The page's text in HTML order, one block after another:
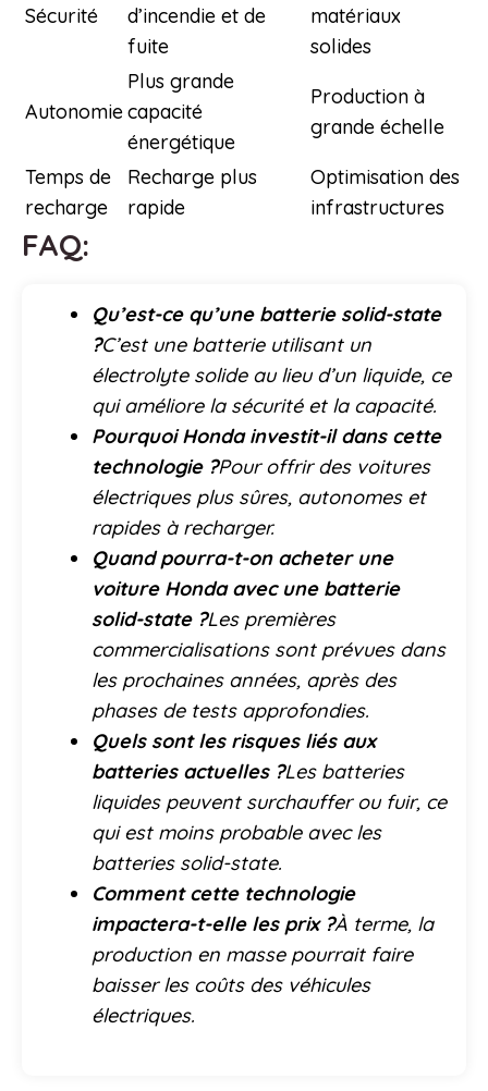
Sécurité
d’incendie et de
fuite
matériaux
solides
Autonomie
Plus grande
capacité
énergétique
Production à
grande échelle
Temps de
recharge
Recharge plus
rapide
Optimisation des
infrastructures
FAQ:
Qu’est-ce qu’une batterie solid-state
?C’est une batterie utilisant un
électrolyte solide au lieu d’un liquide, ce
qui améliore la sécurité et la capacité.
Pourquoi Honda investit-il dans cette
technologie ?Pour offrir des voitures
électriques plus sûres, autonomes et
rapides à recharger.
Quand pourra-t-on acheter une
voiture Honda avec une batterie
solid-state ?Les premières
commercialisations sont prévues dans
les prochaines années, après des
phases de tests approfondies.
Quels sont les risques liés aux
batteries actuelles ?Les batteries
liquides peuvent surchauffer ou fuir, ce
qui est moins probable avec les
batteries solid-state.
Comment cette technologie
impactera-t-elle les prix ?À terme, la
production en masse pourrait faire
baisser les coûts des véhicules
électriques.